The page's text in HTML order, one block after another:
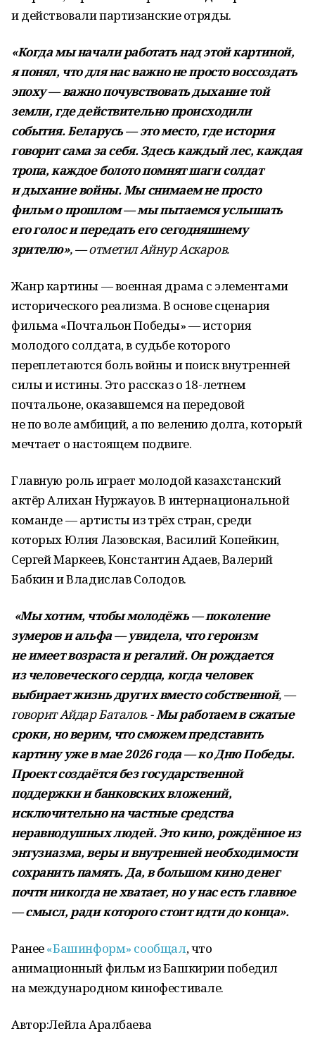
и действовали партизанские отряды.
«Когда мы начали работать над этой картиной,
я понял, что для нас важно не просто воссоздать
эпоху — важно почувствовать дыхание той
земли, где действительно происходили
события. Беларусь — это место, где история
говорит сама за себя. Здесь каждый лес, каждая
тропа, каждое болото помнят шаги солдат
и дыхание войны. Мы снимаем не просто
фильм о прошлом — мы пытаемся услышать
его голос и передать его сегодняшнему
зрителю», — отметил Айнур Аскаров.
Жанр картины — военная драма с элементами
исторического реализма. В основе сценария
фильма «Почтальон Победы» — история
молодого солдата, в судьбе которого
переплетаются боль войны и поиск внутренней
силы и истины. Это рассказ о 18-летнем
почтальоне, оказавшемся на передовой
не по воле амбиций, а по велению долга, который
мечтает о настоящем подвиге.
Главную роль играет молодой казахстанский
актёр Алихан Нуржауов. В интернациональной
команде — артисты из трёх стран, среди
которых Юлия Лазовская, Василий Копейкин,
Сергей Маркеев, Константин Адаев, Валерий
Бабкин и Владислав Солодов.
«Мы хотим, чтобы молодёжь — поколение
зумеров и альфа — увидела, что героизм
не имеет возраста и регалий. Он рождается
из человеческого сердца, когда человек
выбирает жизнь других вместо собственной, —
говорит Айдар Баталов. -Мы работаем в сжатые
сроки, но верим, что сможем представить
картину уже в мае 2026 года — ко Дню Победы.
Проект создаётся без государственной
поддержки и банковских вложений,
исключительно на частные средства
неравнодушных людей. Это кино, рождённое из
энтузиазма, веры и внутренней необходимости
сохранить память. Да, в большом кино денег
почти никогда не хватает, но у нас есть главное
— смысл, ради которого стоит идти до конца».
Ранее«Башинформ» сообщал, что
анимационный фильм из Башкирии победил
на международном кинофестивале.
Автор:Лейла Аралбаева